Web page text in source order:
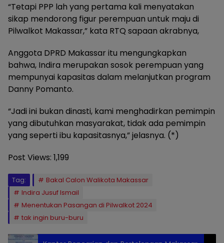
“Tetapi PPP lah yang pertama kali menyatakan
sikap mendorong figur perempuan untuk maju di
Pilwalkot Makassar,” kata RTQ sapaan akrabnya,
Anggota DPRD Makassar itu mengungkapkan
bahwa, Indira merupakan sosok perempuan yang
mempunyai kapasitas dalam melanjutkan program
Danny Pomanto.
“Jadi ini bukan dinasti, kami menghadirkan pemimpin
yang dibutuhkan masyarakat, tidak ada pemimpin
yang seperti ibu kapasitasnya,” jelasnya. (*)
Post Views: 1,199
Tag:
Bakal Calon Walikota Makassar
Indira Jusuf Ismail
Menentukan Pasangan di Pilwalkot 2024
tak ingin buru-buru